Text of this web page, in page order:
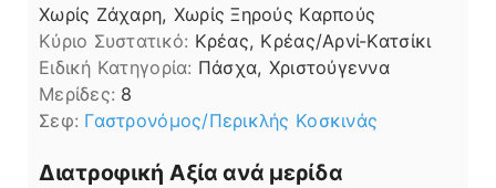
Χωρίς Ζάχαρη, Χωρίς Ξηρούς Καρπούς
Kύριο Συστατικό: Κρέας, Κρέας/Αρνί-Κατσίκι
Ειδική Κατηγορία: Πάσχα, Χριστούγεννα
Μερίδες: 8
Σεφ: Γαστρονόμος/Περικλής Κοσκινάς
Διατροφική Αξία ανά μερίδα